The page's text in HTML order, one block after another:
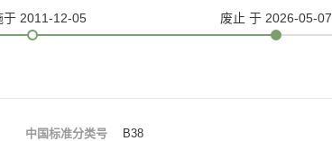
于 2011-12-05 废止 于 2026-05-07
中国标准分类号
B38